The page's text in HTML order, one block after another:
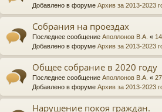
Добавлено в форуме Архив за 2013-2023
Собрания на проездах
Последнее сообщение Аполлонов В.А. «
Добавлено в форуме Архив за 2013-2023
Общее собрание в 2020 году
Последнее сообщение Аполлонов В.А. «
Добавлено в форуме Архив за 2013-2023
Нарушение покоя граждан.